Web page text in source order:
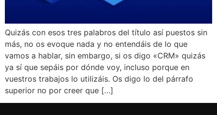
Quizás con esos tres palabros del título así puestos sin
más, no os evoque nada y no entendáis de lo que
vamos a hablar, sin embargo, si os digo «CRM» quizás
ya sí que sepáis por dónde voy, incluso porque en
vuestros trabajos lo utilizáis. Os digo lo del párrafo
superior no por creer que […]